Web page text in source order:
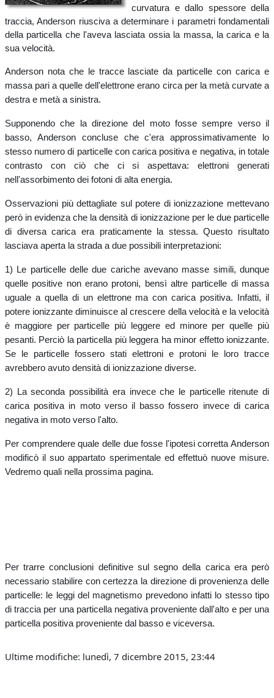
curvatura e dallo spessore della
traccia, Anderson riusciva a determinare i parametri fondamentali
della particella che l'aveva lasciata ossia la massa, la carica e la
sua velocità.
Anderson nota che le tracce lasciate da particelle con carica e
massa pari a quelle dell'elettrone erano circa per la metà curvate a
destra e metà a sinistra.
Supponendo che la direzione del moto fosse sempre verso il
basso, Anderson concluse che c'era approssimativamente lo
stesso numero di particelle con carica positiva e negativa, in totale
contrasto con ciò che ci si aspettava: elettroni generati
nell'assorbimento dei fotoni di alta energia.
Osservazioni più dettagliate sul potere di ionizzazione mettevano
però in evidenza che la densità di ionizzazione per le due particelle
di diversa carica era praticamente la stessa. Questo risultato
lasciava aperta la strada a due possibili interpretazioni:
1) Le particelle delle due cariche avevano masse simili, dunque
quelle positive non erano protoni, bensì altre particelle di massa
uguale a quella di un elettrone ma con carica positiva. Infatti, il
potere ionizzante diminuisce al crescere della velocità e la velocità
è maggiore per particelle più leggere ed minore per quelle più
pesanti. Perciò la particella più leggera ha minor effetto ionizzante.
Se le particelle fossero stati elettroni e protoni le loro tracce
avrebbero avuto densità di ionizzazione diverse.
2) La seconda possibilità era invece che le particelle ritenute di
carica positiva in moto verso il basso fossero invece di carica
negativa in moto verso l'alto.
Per comprendere quale delle due fosse l'ipotesi corretta Anderson
modificò il suo appartato sperimentale ed effettuò nuove misure.
Vedremo quali nella prossima pagina.
Per trarre conclusioni definitive sul segno della carica era però
necessario stabilire con certezza la direzione di provenienza delle
particelle: le leggi del magnetismo prevedono infatti lo stesso tipo
di traccia per una particella negativa proveniente dall'alto e per una
particella positiva proveniente dal basso e viceversa.
Ultime modifiche: lunedì, 7 dicembre 2015, 23:44